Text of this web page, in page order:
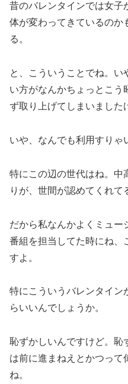
昔のバレンタインでは女子
体が変わってきているのか
る。
と、こういうことでね。
い方がなんかちょっとこう
ず取り上げてしまいました
いや、なんでも利用すりゃ
特にこの辺の世代はね。中
りが、世間が認めてくれて
だから私なんかよくミュー
番組を担当してた時にね、
すよ。
特にこういうバレンタイン
らいいんでしょうか。
恥ずかしいんですけど。恥
は前に進まねえとかつって
ね。